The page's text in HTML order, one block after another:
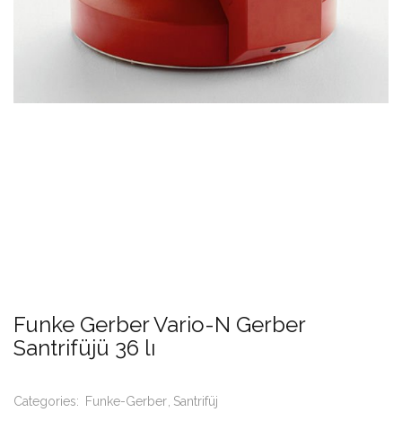
Funke Gerber Vario-N Gerber
Santrifüjü 36 lı
Categories: Funke-Gerber Santrifüj